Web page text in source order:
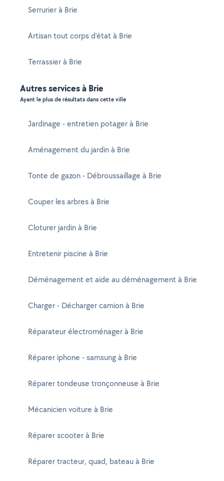
Serrurier à Brie
Artisan tout corps d'état à Brie
Terrassier à Brie
Autres services à Brie
Ayant le plus de résultats dans cette ville
Jardinage - entretien potager à Brie
Aménagement du jardin à Brie
Tonte de gazon - Débroussaillage à Brie
Couper les arbres à Brie
Cloturer jardin à Brie
Entretenir piscine à Brie
Déménagement et aide au déménagement à Brie
Charger - Décharger camion à Brie
Réparateur électroménager à Brie
Réparer iphone - samsung à Brie
Réparer tondeuse tronçonneuse à Brie
Mécanicien voiture à Brie
Réparer scooter à Brie
Réparer tracteur, quad, bateau à Brie